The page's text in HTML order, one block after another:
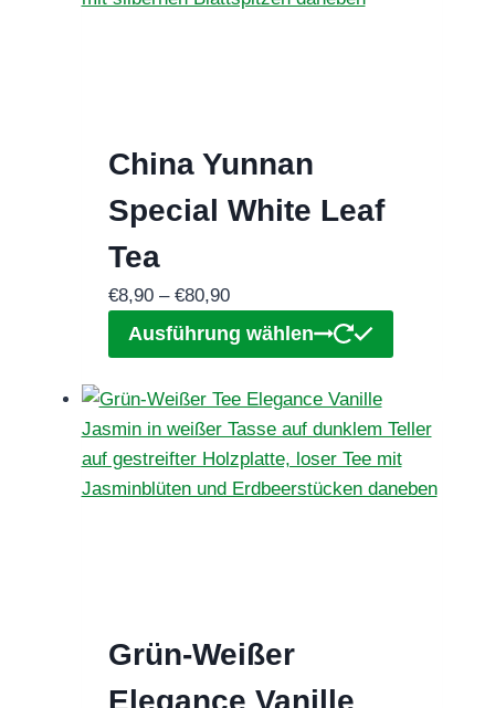
China Yunnan
Special White Leaf
Tea
€8,90 – €80,90Preisspanne:
€8,90
bis
Ausführung wählen
Produkt
Varianten
auf.
Die
Grün-Weißer
Elegance Vanille